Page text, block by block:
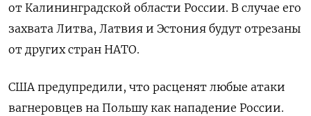
от Калининградской области России. В случае его
захвата Литва, Латвия и Эстония будут отрезаны
от других стран НАТО.
США предупредили, что расценят любые атаки
вагнеровцев на Польшу как нападение России.